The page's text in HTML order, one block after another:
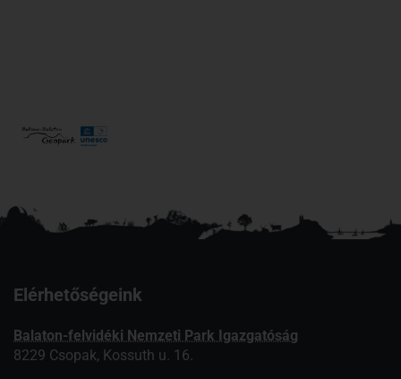
Elérhetőségeink
Balaton-felvidéki Nemzeti Park Igazgatóság
8229 Csopak, Kossuth u. 16.